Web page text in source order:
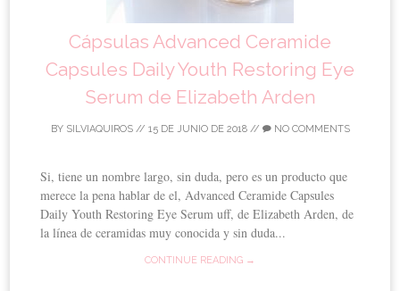
Cápsulas Advanced Ceramide
Capsules Daily Youth Restoring Eye
Serum de Elizabeth Arden
BY SILVIAQUIROS// 15 DE JUNIO DE 2018// NO COMMENTS
Si, tiene un nombre largo, sin duda, pero es un producto que
merece la pena hablar de el, Advanced Ceramide Capsules
Daily Youth Restoring Eye Serum uff, de Elizabeth Arden, de
la línea de ceramidas muy conocida y sin duda...
CONTINUE READING →